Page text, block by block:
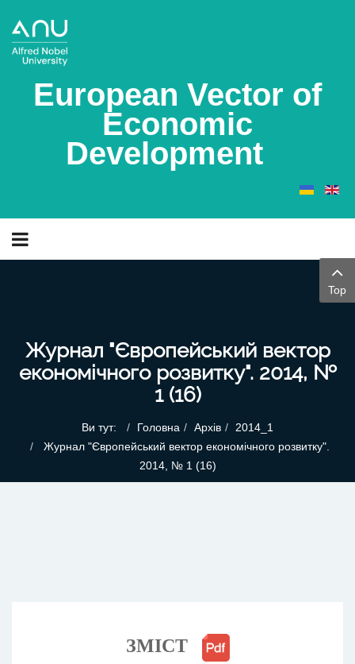
European Vector of
Economic
Development
Журнал "Європейський вектор
економічного розвитку". 2014, №
1 (16)
Ви тут: Головна Архів
2014_1
Журнал "Європейський вектор економічного розвитку".
2014, № 1 (16)
ЗМІСТ
Top